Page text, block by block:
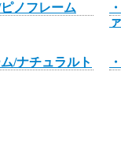
ノフレーム
/ナチュラルト